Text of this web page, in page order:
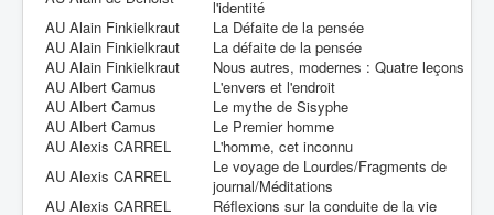
l'identité
AU Alain Finkielkraut
La Défaite de la pensée
AU Alain Finkielkraut
La défaite de la pensée
AU Alain Finkielkraut
Nous autres, modernes : Quatre leçons
AU Albert Camus
L'envers et l'endroit
AU Albert Camus
Le mythe de Sisyphe
AU Albert Camus
Le Premier homme
AU Alexis CARREL
L'homme, cet inconnu
AU Alexis CARREL
Le voyage de Lourdes/Fragments de
journal/Méditations
AU Alexis CARREL
Réflexions sur la conduite de la vie